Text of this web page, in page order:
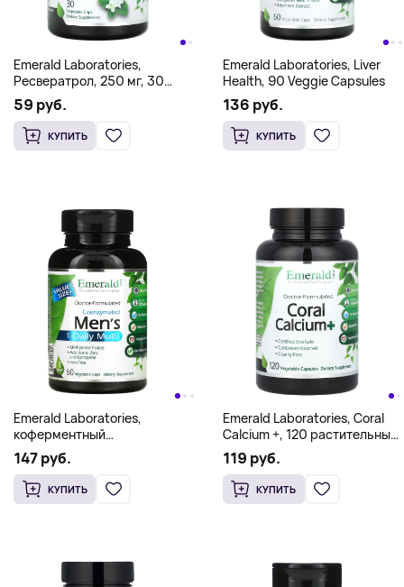
Emerald Laboratories,
Ресвератрол, 250 мг, 30
растительных капсул
59 руб.
КУПИТЬ
Emerald Laboratories, Liver
Health, 90 Veggie Capsules
136 руб.
КУПИТЬ
Emerald Laboratories,
коферментный
мультивитаминный комплекс
для мужчин, прием 1 раз в
день, 60 вегетарианских
капсул
147 руб.
КУПИТЬ
Emerald Laboratories, Coral
Calcium +, 120 растительных
капсул
119 руб.
КУПИТЬ